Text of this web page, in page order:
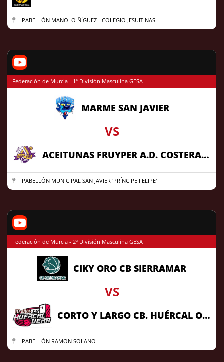
PABELLÓN MANOLO ÑÍGUEZ - COLEGIO JESUITINAS
Federación de Murcia - 1ª División Masculina GESA
MARME SAN JAVIER
VS
ACEITUNAS FRUYPER A.D. COSTERA SUR
PABELLÓN MUNICIPAL SAN JAVIER 'PRÍNCIPE FELIPE'
Federación de Murcia - 2ª División Masculina GESA
CIKY ORO CB SIERRAMAR
VS
CORTO Y LARGO CB. HUÉRCAL OVERA
PABELLÓN RAMON SOLANO